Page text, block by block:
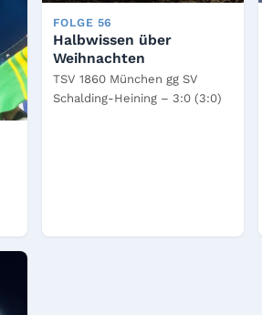
FOLGE 56
Halbwissen über
Weihnachten
TSV 1860 München gg SV
Schalding-Heining – 3:0 (3:0)